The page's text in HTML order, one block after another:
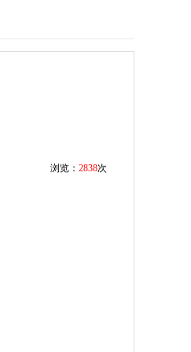
浏览： 2838次